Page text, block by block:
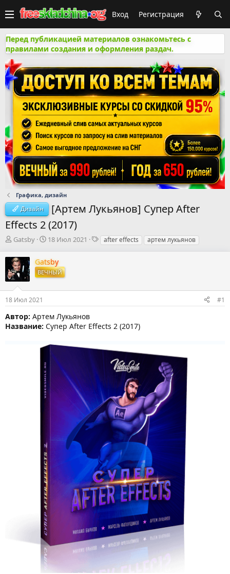
Вход Регистрация
Перед публикацией материалов ознакомьтесь с
правилами создания и оформления раздач.
Графика, дизайн
Дизайн
[Артем Лукьянов] Супер After
Effects 2 (2017)
А
т
о
р
м
ы
Gatsby
Д
т
а
н
а
л
а
18 Июл 2021
Тafter effects артем лукьянов
Gatsby
ВЕЧНЫЙ
18 Июл 2021 #1
Автор: Артем Лукьянов
Название: Супер After Effects 2 (2017)